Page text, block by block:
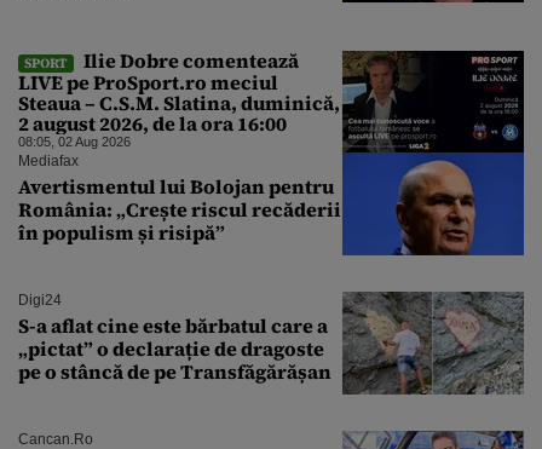
SPORT
Ilie Dobre comentează
LIVE pe ProSport.ro meciul
Steaua – C.S.M. Slatina, duminică,
2 august 2026, de la ora 16:00
08:05, 02 Aug 2026
Mediafax
Avertismentul lui Bolojan pentru
România: „Crește riscul recăderii
în populism și risipă”
Digi24
S-a aflat cine este bărbatul care a
„pictat” o declarație de dragoste
pe o stâncă de pe Transfăgărășan
Cancan.ro